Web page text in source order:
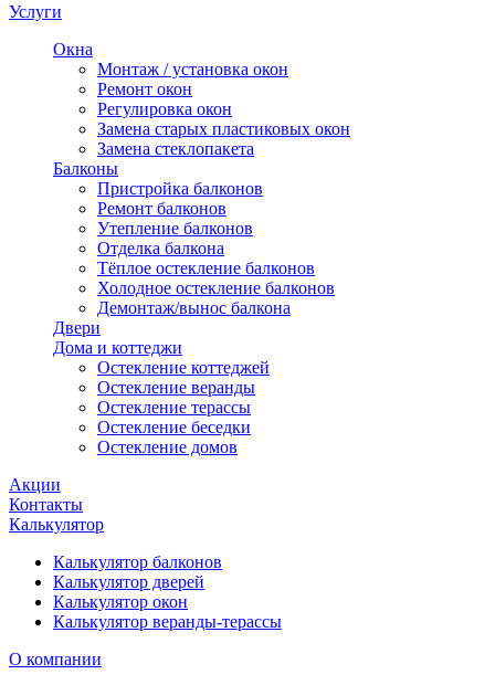
Услуги
Окна
Монтаж / установка окон
Ремонт окон
Регулировка окон
Замена старых пластиковых окон
Замена стеклопакета
Балконы
Пристройка балконов
Ремонт балконов
Утепление балконов
Отделка балкона
Тёплое остекление балконов
Холодное остекление балконов
Демонтаж/вынос балкона
Двери
Дома и коттеджи
Остекление коттеджей
Остекление веранды
Остекление терассы
Остекление беседки
Остекление домов
Акции
Контакты
Калькулятор
Калькулятор балконов
Калькулятор дверей
Калькулятор окон
Калькулятор веранды-терассы
О компании